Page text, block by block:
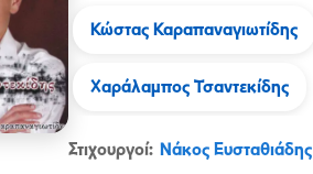
Κώστας Καραπαναγιωτίδης
Χαράλαμπος Τσαντεκίδης
Στιχουργοί: Νάκος Ευσταθιάδης